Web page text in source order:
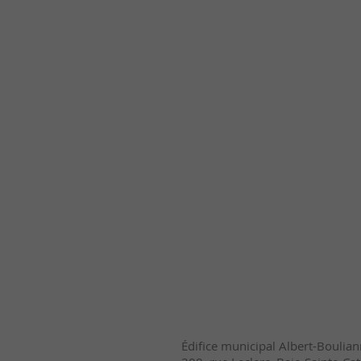
Édifice municipal Albert-